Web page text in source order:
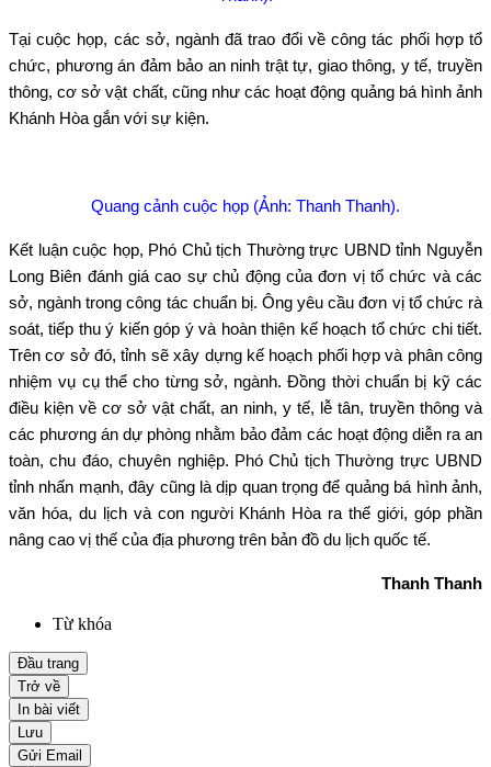
Tại cuộc họp, các sở, ngành đã trao đổi về công tác phối hợp tổ
chức, phương án đảm bảo an ninh trật tự, giao thông, y tế, truyền
thông, cơ sở vật chất, cũng như các hoạt động quảng bá hình ảnh
Khánh Hòa gắn với sự kiện.
Quang cảnh cuộc họp (Ảnh: Thanh Thanh).
Kết luận cuộc họp, Phó Chủ tịch Thường trực UBND tỉnh Nguyễn
Long Biên đánh giá cao sự chủ động của đơn vị tổ chức và các
sở, ngành trong công tác chuẩn bị. Ông yêu cầu đơn vị tổ chức rà
soát, tiếp thu ý kiến góp ý và hoàn thiện kế hoạch tổ chức chi tiết.
Trên cơ sở đó, tỉnh sẽ xây dựng kế hoạch phối hợp và phân công
nhiệm vụ cụ thể cho từng sở, ngành. Đồng thời chuẩn bị kỹ các
điều kiện về cơ sở vật chất, an ninh, y tế, lễ tân, truyền thông và
các phương án dự phòng nhằm bảo đảm các hoạt động diễn ra an
toàn, chu đáo, chuyên nghiệp. Phó Chủ tịch Thường trực UBND
tỉnh nhấn mạnh, đây cũng là dịp quan trọng để quảng bá hình ảnh,
văn hóa, du lịch và con người Khánh Hòa ra thế giới, góp phần
nâng cao vị thế của địa phương trên bản đồ du lịch quốc tế.
Thanh Thanh
Từ khóa
Đầu trang
Trở về
In bài viết
Lưu
Gửi Email